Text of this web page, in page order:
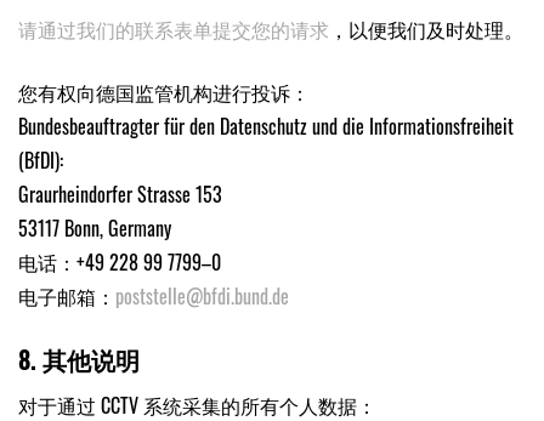
请通过我们的联系表单提交您的请求 ，以便我们及时处理。
您有权向德国监管机构进行投诉：
Bundesbeauftragter für den Datenschutz und die Informationsfreiheit
(BfDI):
Graurheindorfer Strasse 153
53117 Bonn, Germany
电话：+49 228 99 7799–0
电子邮箱： poststelle@bfdi.bund.de
8. 其他说明
对于通过 CCTV 系统采集的所有个人数据：